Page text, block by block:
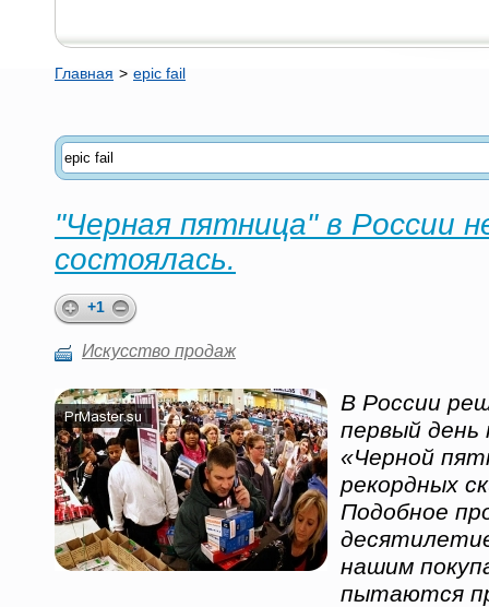
Главная > epic fail
"Черная пятница" в России
состоялась.
+1
Искусство продаж
В России
первый день
«Черной
рекордных
Подобное
нашим
пытаются